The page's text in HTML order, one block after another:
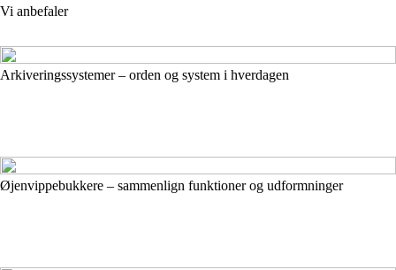
Vi anbefaler
Arkiveringssystemer – orden og system i hverdagen
Øjenvippebukkere – sammenlign funktioner og udformninger